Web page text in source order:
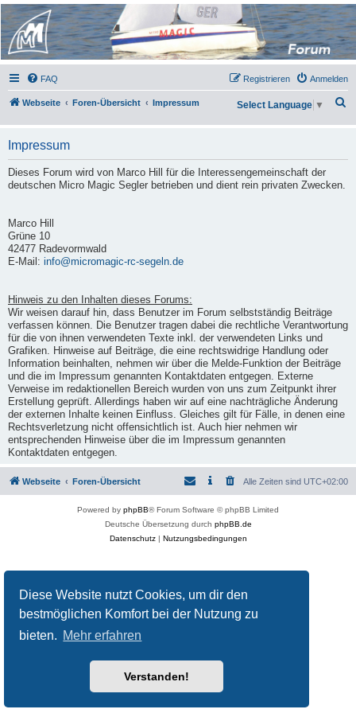
Diese Website nutzt Cookies, um dir den
bestmöglichen Komfort bei der Nutzung zu
bieten. Mehr erfahren
Verstanden!
Micro Magic Forum
Deutschland
FAQ Anmelden
Registrieren
Webseite Foren-Übersicht Impressum
h
Select Language ▼
Impressum
Dieses Forum wird von Marco Hill für die Interessengemeinschaft der
deutschen Micro Magic Segler betrieben und dient rein privaten Zwecken.
Marco Hill
Grüne 10
42477 Radevormwald
E-Mail: info@micromagic-rc-segeln.de
Hinweis zu den Inhalten dieses Forums:
Wir weisen darauf hin, dass Benutzer im Forum selbstständig Beiträge
verfassen können. Die Benutzer tragen dabei die rechtliche Verantwortung
für die von ihnen verwendeten Texte inkl. der verwendeten Links und
Grafiken. Hinweise auf Beiträge, die eine rechtswidrige Handlung oder
Information beinhalten, nehmen wir über die Melde-Funktion der Beiträge
und die im Impressum genannten Kontaktdaten entgegen. Externe
Verweise im redaktionellen Bereich wurden von uns zum Zeitpunkt ihrer
Erstellung geprüft. Allerdings haben wir auf eine nachträgliche Änderung
der externen Inhalte keinen Einfluss. Gleiches gilt für Fälle, in denen eine
Rechtsverletzung nicht offensichtlich ist. Auch hier nehmen wir
entsprechenden Hinweise über die im Impressum genannten
Kontaktdaten entgegen.
Webseite Foren-Übersicht Alle Zeiten sind UTC+02:00
Powered by phpBB® Forum Software © phpBB Limited
Deutsche Übersetzung durch phpBB.de
Datenschutz| Nutzungsbedingungen